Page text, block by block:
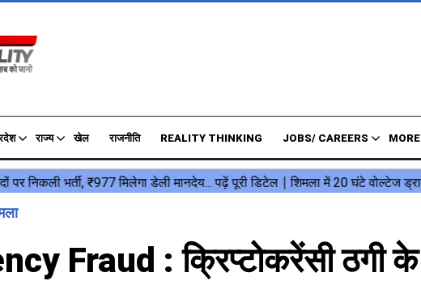
राज्य खेल राजनीति REALITY THINKING JOBS/ CAREERS MORE
Fraud : क्रिप्टोकरेंसी ठगी के